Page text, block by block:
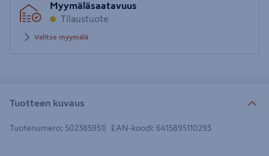
postinumero
Myymäläsaatavuus
Tilaustuote
Valitse myymälä
Tuotteen kuvaus
Tuotenumero: 502385951 EAN-koodi: 6415895110293